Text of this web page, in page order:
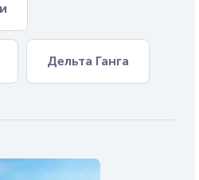
Дельта Ганга